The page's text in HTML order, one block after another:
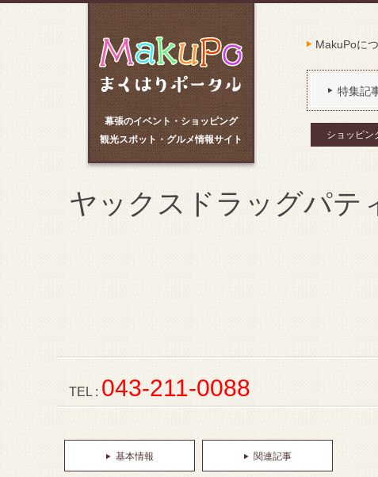
幕張のイベント・ショッピング
観光スポット・グルメ情報サイト
MakuPoに
特集記
ショッピン
ヤックスドラッグパテ
TEL : 043-211-0088
基本情報 関連記事